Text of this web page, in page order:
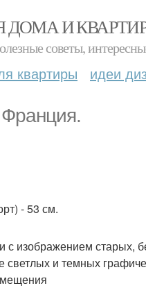
ДОМА И
советы,
квартиры идеи
- 53 см.
с изображением старых,
светлых и темных